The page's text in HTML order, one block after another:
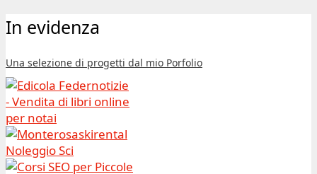
In evidenza
Una selezione di progetti dal mio Porfolio